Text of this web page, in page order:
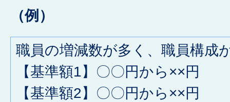
（例）
職員の増減数が多く、職員構成
【基準額1】〇〇円から××円
【基準額2】〇〇円から××円